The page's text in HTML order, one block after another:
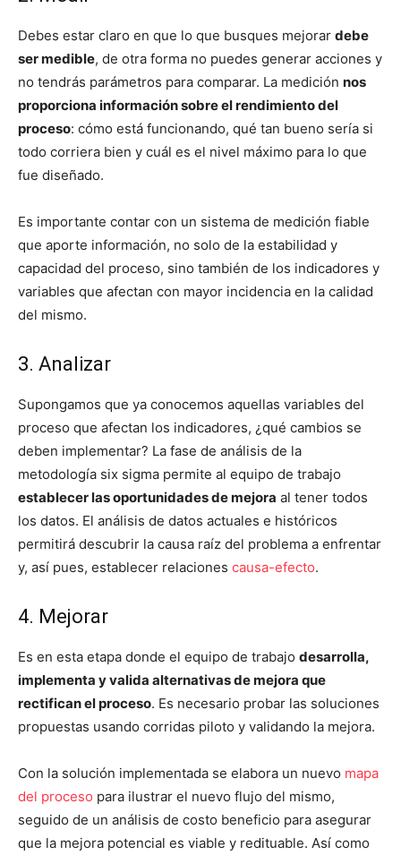
Debes estar claro en que lo que busques mejorar debe
ser medible, de otra forma no puedes generar acciones y
no tendrás parámetros para comparar. La medición nos
proporciona información sobre el rendimiento del
proceso: cómo está funcionando, qué tan bueno sería si
todo corriera bien y cuál es el nivel máximo para lo que
fue diseñado.
Es importante contar con un sistema de medición fiable
que aporte información, no solo de la estabilidad y
capacidad del proceso, sino también de los indicadores y
variables que afectan con mayor incidencia en la calidad
del mismo.
3. Analizar
Supongamos que ya conocemos aquellas variables del
proceso que afectan los indicadores, ¿qué cambios se
deben implementar? La fase de análisis de la
metodología six sigma permite al equipo de trabajo
establecer las oportunidades de mejora al tener todos
los datos. El análisis de datos actuales e históricos
permitirá descubrir la causa raíz del problema a enfrentar
y, así pues, establecer relaciones causa-efecto.
4. Mejorar
Es en esta etapa donde el equipo de trabajo desarrolla,
implementa y valida alternativas de mejora que
rectifican el proceso. Es necesario probar las soluciones
propuestas usando corridas piloto y validando la mejora.
Con la solución implementada se elabora un nuevo mapa
del proceso para ilustrar el nuevo flujo del mismo,
seguido de un análisis de costo beneficio para asegurar
que la mejora potencial es viable y redituable. Así como